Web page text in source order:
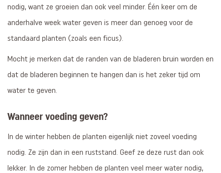
nodig, want ze groeien dan ook veel minder. Één keer om de
anderhalve week water geven is meer dan genoeg voor de
standaard planten (zoals een ficus).
Mocht je merken dat de randen van de bladeren bruin worden en
dat de bladeren beginnen te hangen dan is het zeker tijd om
water te geven.
Wanneer voeding geven?
In de winter hebben de planten eigenlijk niet zoveel voeding
nodig. Ze zijn dan in een ruststand. Geef ze deze rust dan ook
lekker. In de zomer hebben de planten veel meer water nodig,